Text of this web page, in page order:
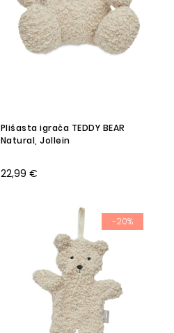
Plišasta igrača TEDDY BEAR
Natural, Jollein
22,99 €
-20%